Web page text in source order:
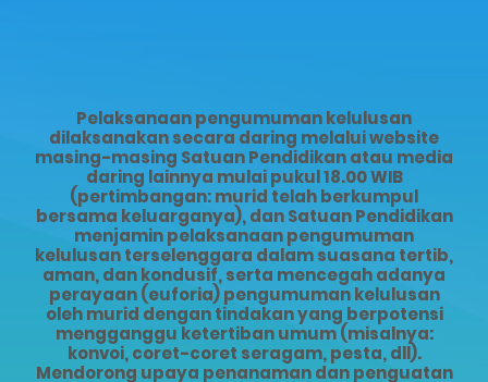
Pelaksanaan pengumuman kelulusan
dilaksanakan secara daring melalui website
masing-masing Satuan Pendidikan atau media
daring lainnya mulai pukul 18.00 WIB
(pertimbangan: murid telah berkumpul
bersama keluarganya), dan Satuan Pendidikan
menjamin pelaksanaan pengumuman
kelulusan terselenggara dalam suasana tertib,
aman, dan kondusif, serta mencegah adanya
perayaan (euforia) pengumuman kelulusan
oleh murid dengan tindakan yang berpotensi
mengganggu ketertiban umum (misalnya:
konvoi, coret-coret seragam, pesta, dll).
Mendorong upaya penanaman dan penguatan